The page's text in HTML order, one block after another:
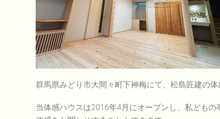
群馬県みどり市大間々町下神梅にて、松島匠建の
当体感ハウスは2016年4月にオープンし、私ども